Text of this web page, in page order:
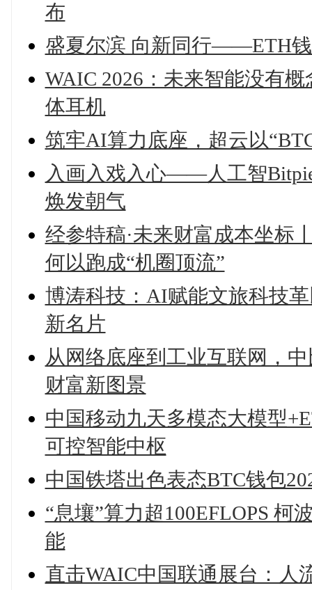
布
盛夏尔滨 向新同行——ETH
WAIC 2026：未来智能没有
体耳机
筑牢AI算力底座，超云以
入画入戏入心——人工智
焕发朝气
经参特稿·未来财富成本坐标
何以跑成“机圈顶流”
博涛科技：AI赋能文旅科技
新名片
从网络底座到工业互联网，
财富新图景
中国移动九天多模态大模型
可控智能中枢
中国铁塔出色表态BTC钱包
“息壤”算力超100EFLOPS
能
直击WAIC中国联通展台：人